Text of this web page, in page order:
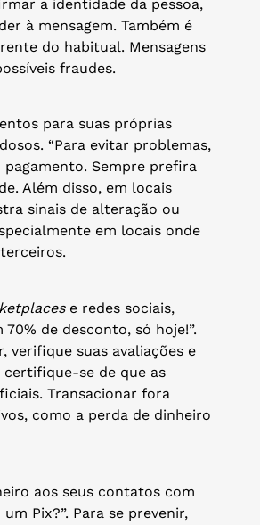
a identidade da pessoa,
à mensagem. Também é
do habitual. Mensagens
fraudes.
para suas próprias
“Para evitar problemas,
Sempre prefira
Além disso, em locais
sinais de alteração ou
em locais onde
e redes sociais,
de desconto, só hoje!”.
verifique suas avaliações e
certifique-se de que as
Transacionar fora
como a perda de dinheiro
aos seus contatos com
Pix?”. Para se prevenir,